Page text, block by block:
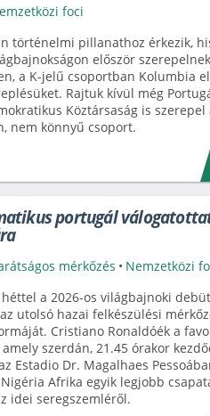
foci
történelmi pillanathoz érkezik,
először
a K-jelű csoportban Kolumbia
Rajtuk kívül még
Köztársaság is szerepel
nem könnyű csoport.
portugál
mérkőzés • Nemzetközi
héttel a 2026-os világbajnoki
utolsó hazai felkészülési
Cristiano Ronaldóék a
szerdán, 21.45 órakor
Estadio Dr. Magalhaes
Afrika egyik legjobb
idei seregszemléről.